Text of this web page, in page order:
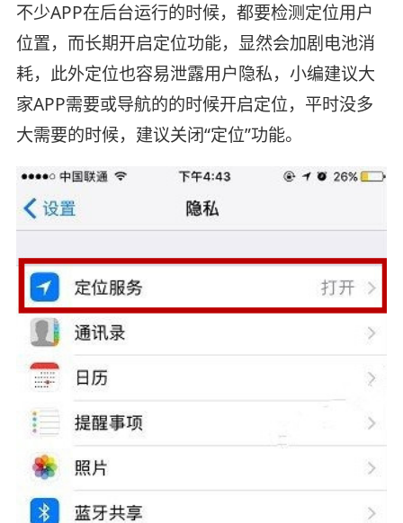
不少APP在后台运行的时候，都要检测定位用户
位置，而长期开启定位功能，显然会加剧电池消
耗，此外定位也容易泄露用户隐私，小编建议大
家APP需要或导航的的时候开启定位，平时没多
大需要的时候，建议关闭“定位”功能。